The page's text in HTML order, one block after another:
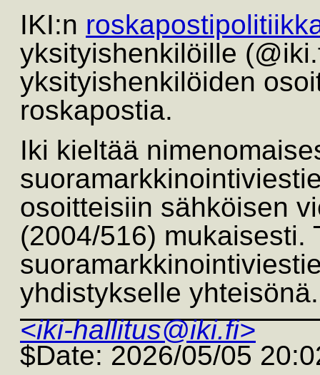
IKI:n
yksityishenkilöille
yksityishenkilöiden
roskapostia.
Iki kieltää
osoitteisiin sähköisen
(2004/516) mukaisesti.
yhdistykselle yhteisönä.
<iki-hallitus@iki.fi>
$Date: 2026/05/05